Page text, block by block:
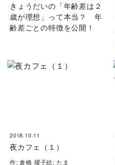
きょうだいの「年齢差は２
歳が理想」って本当？ 年
齢差ごとの特徴を公開！
2018.10.11
夜カフェ（１）
作: 倉橋 燿子絵: たま